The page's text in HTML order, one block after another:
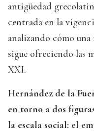
antigüedad
centrada en la
analizando cómo
sigue ofreciendo las
XXI.
Hernández de la
en torno a dos
la escala social: el